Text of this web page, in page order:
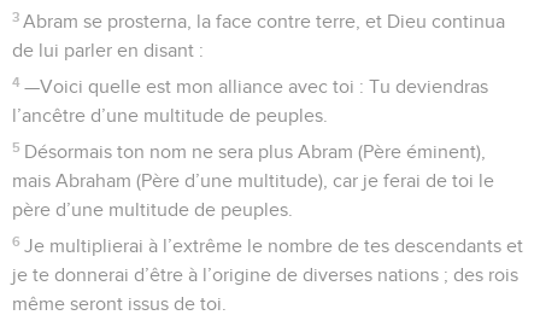
3 Abram se prosterna, la face contre terre, et Dieu continua
de lui parler en disant :
4 —Voici quelle est mon alliance avec toi : Tu deviendras
l’ancêtre d’une multitude de peuples.
5 Désormais ton nom ne sera plus Abram (Père éminent),
mais Abraham (Père d’une multitude), car je ferai de toi le
père d’une multitude de peuples.
6 Je multiplierai à l’extrême le nombre de tes descendants et
je te donnerai d’être à l’origine de diverses nations ; des rois
même seront issus de toi.